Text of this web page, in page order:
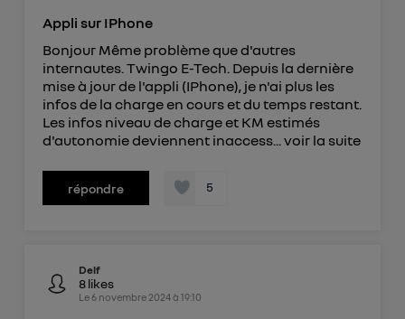
Appli sur IPhone
Bonjour Même problème que d'autres
internautes. Twingo E-Tech. Depuis la dernière
mise à jour de l'appli (IPhone), je n'ai plus les
infos de la charge en cours et du temps restant.
Les infos niveau de charge et KM estimés
d'autonomie deviennent inaccess... voir la suite
répondre 5
Delf
8likes
Le6 novembre 2024à 19:10
offrant choix et contrôle.
Elle utilise un identifiant créé par votre opérateur
télécom basé sur votre adresse IP et une référence
de votre contrat internet (ex : votre numéro de
téléphone).
L'identifiant est associé à votre connexion
internet. Ainsi, toutes les personnes utilisant la
même connexion et ayant consenties se verront
attribuer le même identifiant. En général :
Pour uneconnexion foyer
Vous pouvez à tout moment retirer ce
consentement surle portail d’Utiq